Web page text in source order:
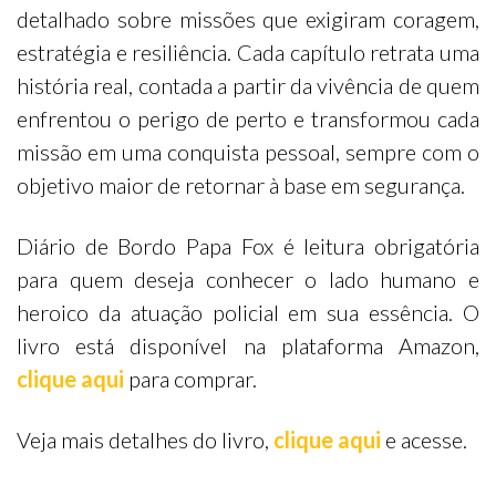
detalhado sobre missões que exigiram coragem,
estratégia e resiliência. Cada capítulo retrata uma
história real, contada a partir da vivência de quem
enfrentou o perigo de perto e transformou cada
missão em uma conquista pessoal, sempre com o
objetivo maior de retornar à base em segurança.
Diário de Bordo Papa Fox é leitura obrigatória
para quem deseja conhecer o lado humano e
heroico da atuação policial em sua essência. O
livro está disponível na plataforma Amazon,
clique aqui para comprar.
Veja mais detalhes do livro, clique aqui e acesse.